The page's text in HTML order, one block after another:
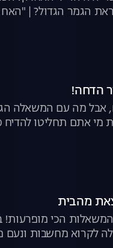
הגמר הגדול? | "האח
אבל מה עם המשאלה
הגמר? | "האח הגדול", לצפייה ישירה
המשאלות הכי
לקרוא מחשבות ונעם